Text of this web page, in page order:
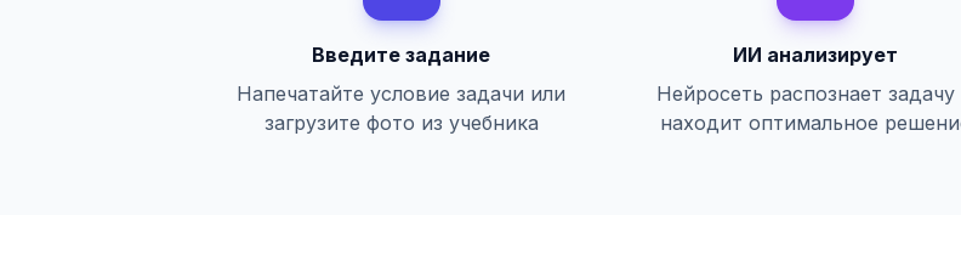
Введите задание
Напечатайте условие задачи или
загрузите фото из учебника
ИИ анализирует
Нейросеть распознает задачу
находит оптимальное